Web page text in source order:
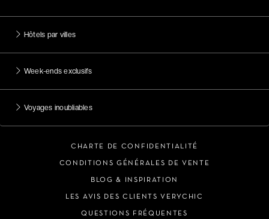
Hôtels par villes
Week-ends exclusifs
Voyages inoubliables
CHARTE DE CONFIDENTIALITÉ
CONDITIONS GÉNÉRALES DE VENTE
BLOG & INSPIRATION
LES AVIS DES CLIENTS VERYCHIC
QUESTIONS FRÉQUENTES